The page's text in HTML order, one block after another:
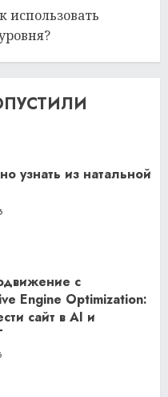
использовать
узнать из натальной
с
Engine Optimization:
сайт в AI и